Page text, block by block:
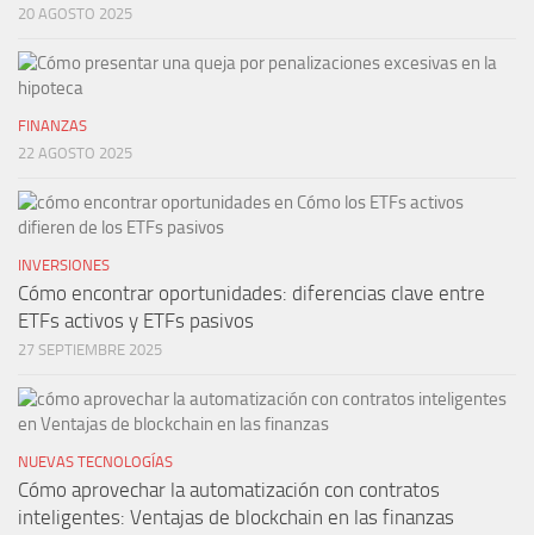
20 AGOSTO 2025
FINANZAS
22 AGOSTO 2025
INVERSIONES
Cómo encontrar oportunidades: diferencias clave entre
ETFs activos y ETFs pasivos
27 SEPTIEMBRE 2025
NUEVAS TECNOLOGÍAS
Cómo aprovechar la automatización con contratos
inteligentes: Ventajas de blockchain en las finanzas